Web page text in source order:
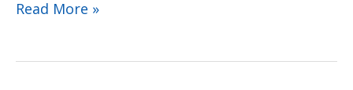
Read More »